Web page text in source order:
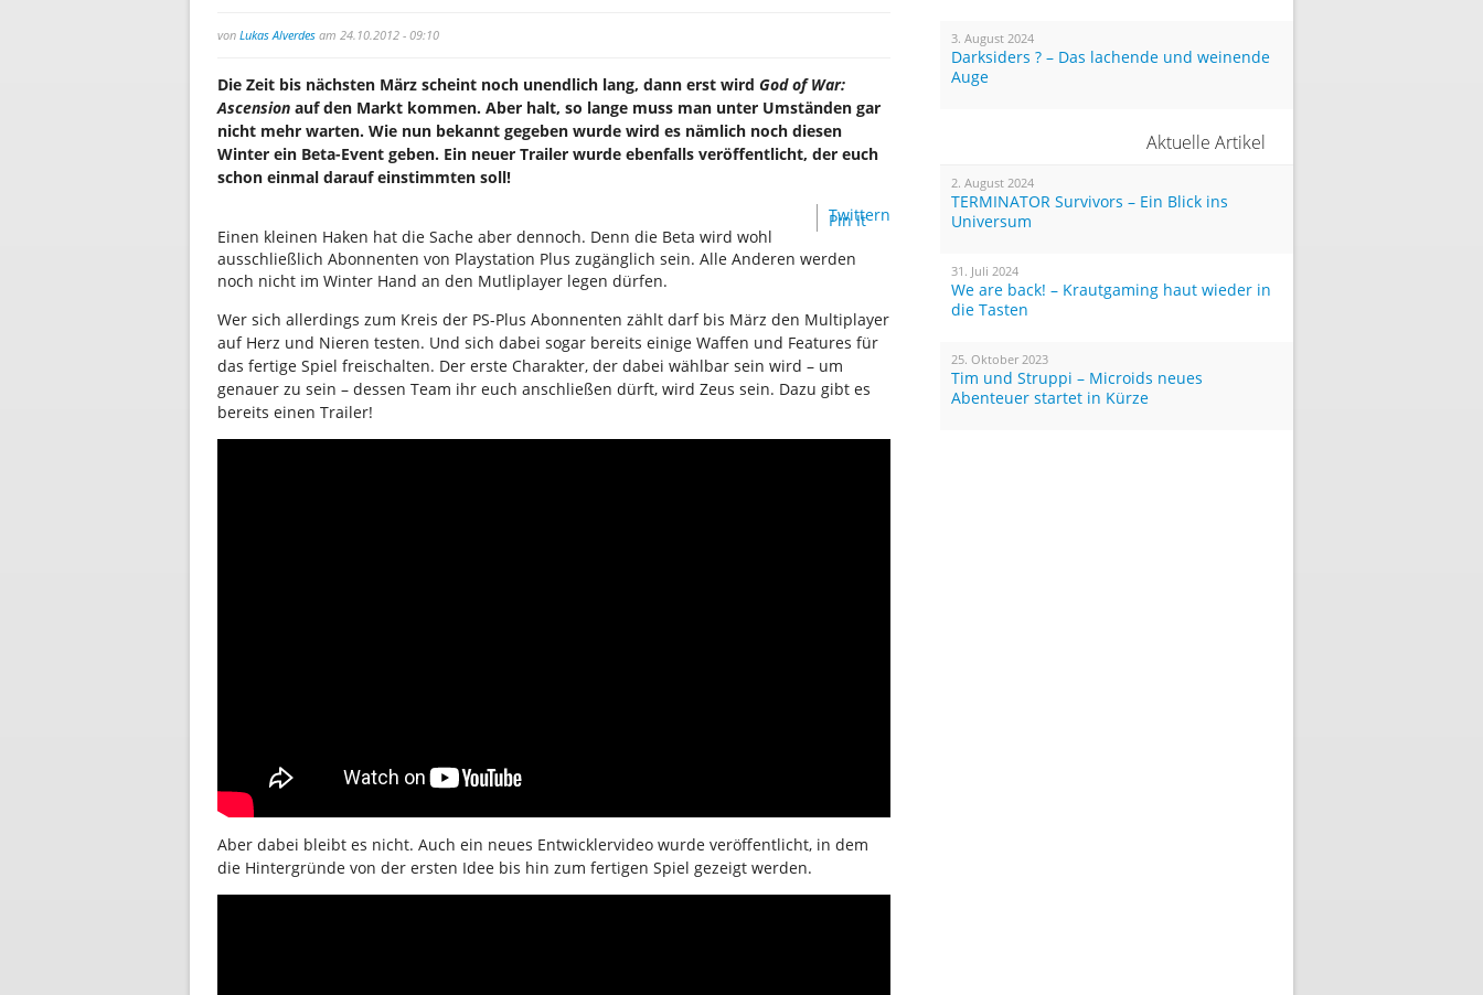
von Lukas Alverdes am 24.10.2012 - 09:10
Die Zeit bis nächsten März scheint noch unendlich lang, dann erst wird God of War:
Ascension auf den Markt kommen. Aber halt, so lange muss man unter Umständen gar
nicht mehr warten. Wie nun bekannt gegeben wurde wird es nämlich noch diesen
Winter ein Beta-Event geben. Ein neuer Trailer wurde ebenfalls veröffentlicht, der euch
schon einmal darauf einstimmten soll!
Twittern
Pin It
Einen kleinen Haken hat die Sache aber dennoch. Denn die Beta wird wohl
ausschließlich Abonnenten von Playstation Plus zugänglich sein. Alle Anderen werden
noch nicht im Winter Hand an den Mutliplayer legen dürfen.
Wer sich allerdings zum Kreis der PS-Plus Abonnenten zählt darf bis März den Multiplayer
auf Herz und Nieren testen. Und sich dabei sogar bereits einige Waffen und Features für
das fertige Spiel freischalten. Der erste Charakter, der dabei wählbar sein wird – um
genauer zu sein – dessen Team ihr euch anschließen dürft, wird Zeus sein. Dazu gibt es
bereits einen Trailer!
Aber dabei bleibt es nicht. Auch ein neues Entwicklervideo wurde veröffentlicht, in dem
die Hintergründe von der ersten Idee bis hin zum fertigen Spiel gezeigt werden.
3. August 2024
Darksiders ? – Das lachende und weinende
Auge
Aktuelle Artikel
2. August 2024
TERMINATOR Survivors – Ein Blick ins
Universum
31. Juli 2024
We are back! – Krautgaming haut wieder in
die Tasten
25. Oktober 2023
Tim und Struppi – Microids neues
Abenteuer startet in Kürze